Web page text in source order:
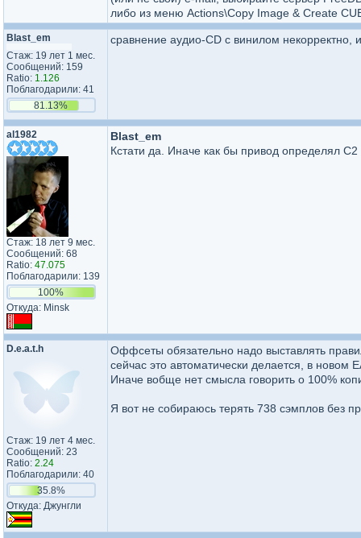
либо из меню Actions\Copy Image & Create
Blast_em
Стаж: 19 лет 1 мес.
Сообщений: 159
Ratio: 1.126
Поблагодарили: 41
81.13%
сравнение аудио-СD c винилом некорректно,
al1982
Стаж: 18 лет 9 мес.
Сообщений: 68
Ratio: 47.075
Поблагодарили: 139
100%
Откуда: Minsk
Blast_em
Кстати да. Иначе как бы привод определял
D.e.a.t.h
Стаж: 19 лет 4 мес.
Сообщений: 23
Ratio: 2.24
Поблагодарили: 40
35.8%
Откуда: Джунгли
Оффсеты обязательно надо выставлять
сейчас это автоматически делается, в новом
Иначе вобще нет смысла говорить о 100%
Я вот не собираюсь терять 738 сэмплов без